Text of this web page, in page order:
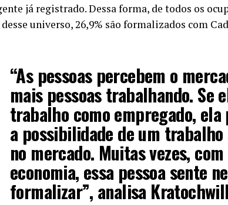
já registrado. Dessa forma, de todos os
universo, 26,9% são formalizados com
“As pessoas percebem o
mais pessoas trabalhando. Se
trabalho como empregado,
a possibilidade de um
no mercado. Muitas vezes,
economia, essa pessoa sente
formalizar”, analisa